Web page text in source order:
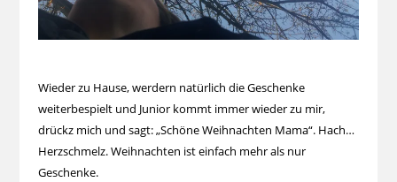
Wieder zu Hause, werdern natürlich die Geschenke
weiterbespielt und Junior kommt immer wieder zu mir,
drückz mich und sagt: „Schöne Weihnachten Mama“. Hach…
Herzschmelz. Weihnachten ist einfach mehr als nur
Geschenke.